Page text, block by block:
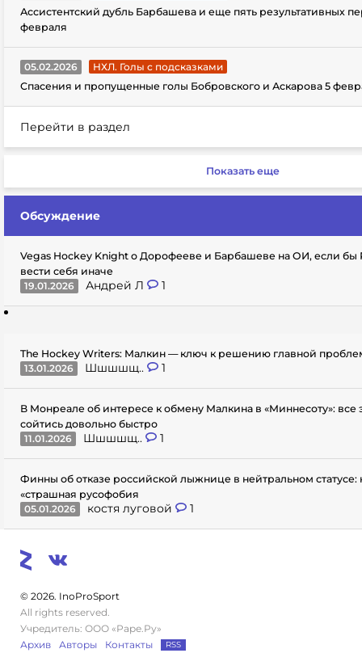
Ассистентский дубль Барбашева и еще пять результативных
февраля
05.02.2026
НХЛ. Голы с подсказками
Спасения и пропущенные голы Бобровского и Аскарова 5
Перейти в раздел
Показать еще
Обсуждение
Vegas Hockey Knight о Дорофееве и Барбашеве на ОИ, если бы
вести себя иначе
19.01.2026
Андрей Л 1
The Hockey Writers: Малкин — ключ к решению главной
13.01.2026
Шшшшщ.. 1
В Монреале об интересе к обмену Малкина в «Миннесоту»: все
сойтись довольно быстро
11.01.2026
Шшшшщ.. 1
Финны об отказе российской лыжнице в нейтральном статусе:
«страшная русофобия
05.01.2026
костя луговой 1
© 2026. InoProSport
All rights reserved.
Учредитель: ООО «Раре.Ру»
Архив
Авторы Контакты RSS